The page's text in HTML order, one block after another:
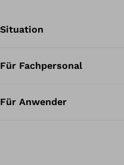
Situation
Für Fachpersonal
Für Anwender